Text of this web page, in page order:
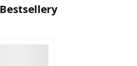
Bestsellery